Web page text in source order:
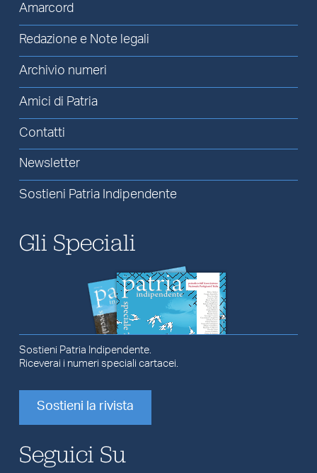
Amarcord
Redazione e Note legali
Archivio numeri
Amici di Patria
Contatti
Newsletter
Sostieni Patria Indipendente
Gli Speciali
Sostieni Patria Indipendente.
Riceverai i numeri speciali cartacei.
Sostieni la rivista
Seguici Su